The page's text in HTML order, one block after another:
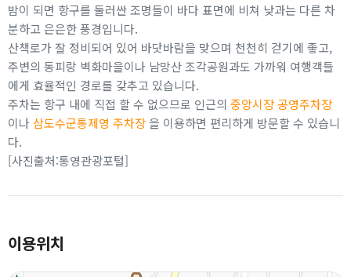
밤이 되면 항구를 둘러싼 조명들이 바다 표면에 비쳐 낮과는 다른 차
분하고 은은한 풍경입니다.
산책로가 잘 정비되어 있어 바닷바람을 맞으며 천천히 걷기에 좋고,
주변의 동피랑 벽화마을이나 남망산 조각공원과도 가까워 여행객들
에게 효율적인 경로를 갖추고 있습니다.
주차는 항구 내에 직접 할 수 없으므로 인근의 중앙시장 공영주차장
이나 삼도수군통제영 주차장을 이용하면 편리하게 방문할 수 있습니
다.
[사진출처:통영관광포털]
이용위치